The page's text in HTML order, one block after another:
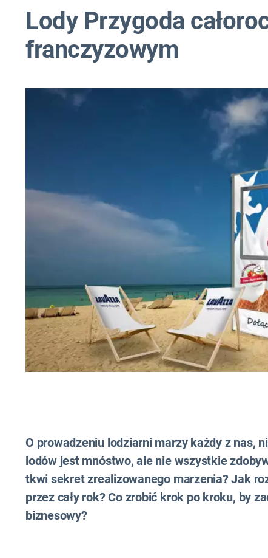
Lody Przygoda
franczyzowym
O prowadzeniu lodziarni marzy każdy z nas,
lodów jest mnóstwo, ale nie wszystkie
tkwi sekret zrealizowanego marzenia? Jak
przez cały rok? Co zrobić krok po kroku, by
biznesowy?